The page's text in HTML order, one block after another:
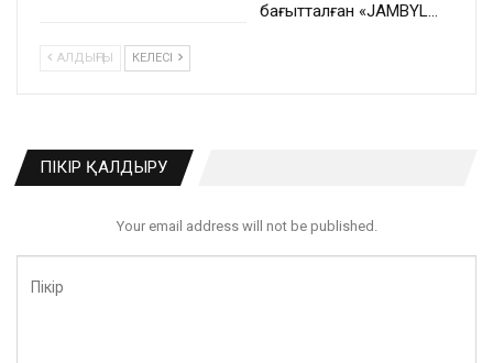
бағытталған «JAMBYL…
АЛДЫҢҒЫ КЕЛЕСІ
ПІКІР ҚАЛДЫРУ
Your email address will not be published.